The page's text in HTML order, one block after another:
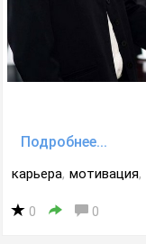
Подробнее...
карьера, мотивация,
0 0